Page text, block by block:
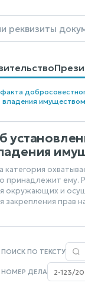
Контакты
владения имуществом
категория
принадлежит ему.
окружающих и
закрепления прав
ПОИСК ПО ТЕКСТУ
НОМЕР ДЕЛА